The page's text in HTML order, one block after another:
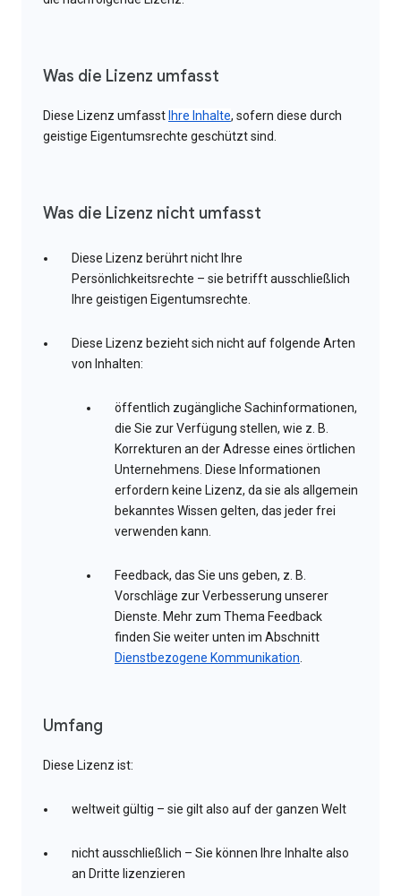
Was die Lizenz umfasst
Diese Lizenz umfasst Ihre Inhalte, sofern diese durch
geistige Eigentumsrechte geschützt sind.
Was die Lizenz nicht umfasst
Diese Lizenz berührt nicht Ihre
Persönlichkeitsrechte – sie betrifft ausschließlich
Ihre geistigen Eigentumsrechte.
Diese Lizenz bezieht sich nicht auf folgende Arten
von Inhalten:
öffentlich zugängliche Sachinformationen,
die Sie zur Verfügung stellen, wie z. B.
Korrekturen an der Adresse eines örtlichen
Unternehmens. Diese Informationen
erfordern keine Lizenz, da sie als allgemein
bekanntes Wissen gelten, das jeder frei
verwenden kann.
Feedback, das Sie uns geben, z. B.
Vorschläge zur Verbesserung unserer
Dienste. Mehr zum Thema Feedback
finden Sie weiter unten im Abschnitt
Dienstbezogene Kommunikation.
Umfang
Diese Lizenz ist:
weltweit gültig – sie gilt also auf der ganzen Welt
nicht ausschließlich – Sie können Ihre Inhalte also
an Dritte lizenzieren